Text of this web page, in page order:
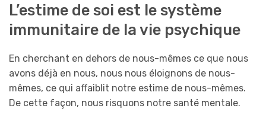
L’estime de soi est le système
immunitaire de la vie psychique
En cherchant en dehors de nous-mêmes ce que nous
avons déjà en nous, nous nous éloignons de nous-
mêmes, ce qui affaiblit notre estime de nous-mêmes.
De cette façon, nous risquons notre santé mentale.